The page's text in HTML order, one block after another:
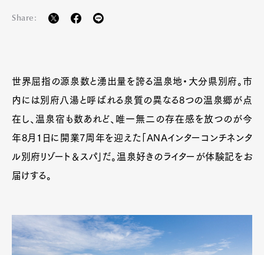
Share:
世界屈指の源泉数と湧出量を誇る温泉地・大分県別府。市
内には別府八湯と呼ばれる泉質の異なる8つの温泉郷が点
在し、温泉宿も数あれど、唯一無二の存在感を放つのが今
年8月1日に開業7周年を迎えた「ANAインターコンチネンタ
ル別府リゾート＆スパ」だ。温泉好きのライターが体験記をお
届けする。